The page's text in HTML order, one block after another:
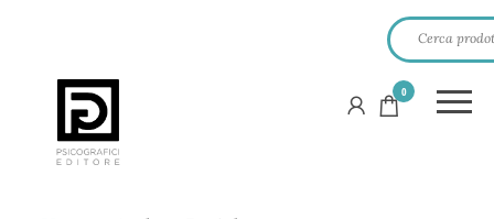
PSICOGRAFICI
EDITORE
0